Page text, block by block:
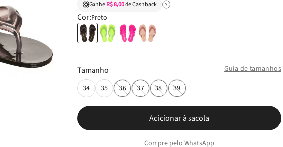
GanheR$ 8,00de Cashback
Cor:Preto
Guia de tamanhos
Tamanho
34 35 36 37 38 39
Adicionar à sacola
Compre pelo WhatsApp